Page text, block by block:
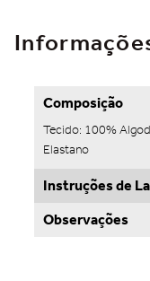
Composição
Tecido: 100%
Elastano
Instruções de
Observações